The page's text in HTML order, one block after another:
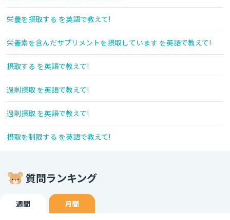
栄養を摂取する を英語で教えて!
栄養素を含んだサプリメントを摂取しています を英語で教えて!
摂取する を英語で教えて!
過剰摂取 を英語で教えて!
過剰摂取 を英語で教えて!
摂取を制限する を英語で教えて!
質問ランキング
週間 月間